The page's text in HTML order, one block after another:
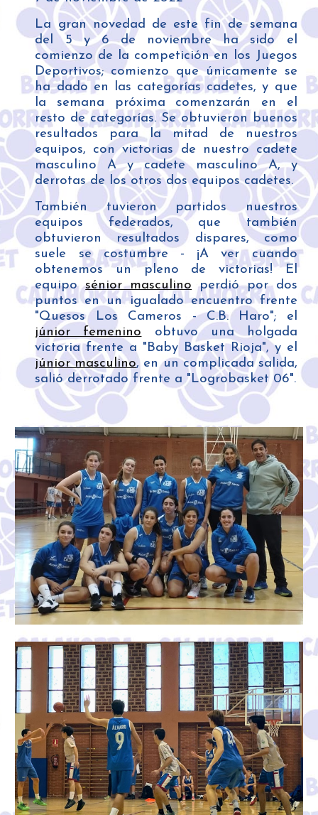
La gran novedad de este fin de semana
del 5 y 6 de noviembre ha sido el
comienzo de la competición en los Juegos
Deportivos; comienzo que únicamente se
ha dado en las categorías cadetes, y que
la semana próxima comenzarán en el
resto de categorías. Se obtuvieron buenos
resultados para la mitad de nuestros
equipos, con victorias de nuestro cadete
masculino A y cadete masculino A, y
derrotas de los otros dos equipos cadetes.
También tuvieron partidos nuestros
equipos federados, que también
obtuvieron resultados dispares, como
suele se costumbre - ¡A ver cuando
obtenemos un pleno de victorias! El
equiposénior masculino perdió por dos
puntos en un igualado encuentro frente
"Quesos Los Cameros - C.B. Haro"; el
júnior femenino obtuvo una holgada
victoria frente a "Baby Basket Rioja", y el
júnior masculino, en un complicada salida,
salió derrotado frente a "Logrobasket 06".